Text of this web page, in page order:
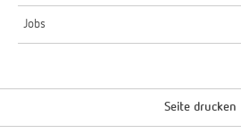
Jobs
Seite drucken